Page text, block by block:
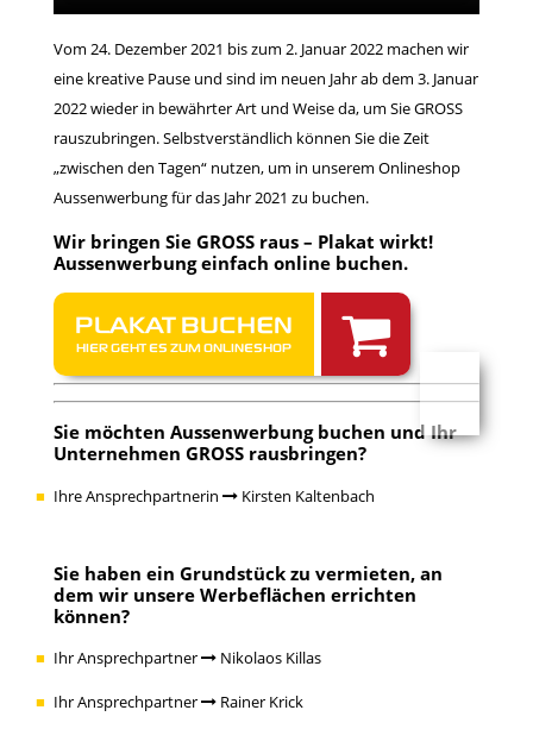
Vom 24. Dezember 2021 bis zum 2. Januar 2022 machen wir
eine kreative Pause und sind im neuen Jahr ab dem 3. Januar
2022 wieder in bewährter Art und Weise da, um Sie GROSS
rauszubringen. Selbstverständlich können Sie die Zeit
„zwischen den Tagen“ nutzen, um in unserem Onlineshop
Aussenwerbung für das Jahr 2021 zu buchen.
Wir bringen Sie GROSS raus – Plakat wirkt!
Aussenwerbung einfach online buchen.
PLAKAT BUCHEN
HIER GEHT ES ZUM ONLINESHOP
Sie möchten Aussenwerbung buchen und Ihr
Unternehmen GROSS rausbringen?
Ihre Ansprechpartnerin Kirsten Kaltenbach
Sie haben ein Grundstück zu vermieten, an
dem wir unsere Werbeflächen errichten
können?
Ihr Ansprechpartner Nikolaos Killas
Ihr Ansprechpartner Rainer Krick